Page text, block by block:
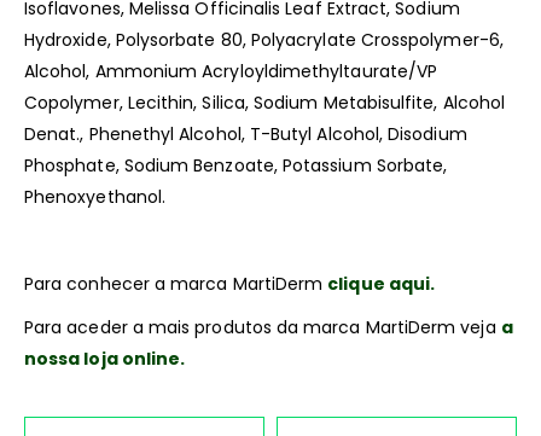
Isoflavones, Melissa Officinalis Leaf Extract, Sodium
Hydroxide, Polysorbate 80, Polyacrylate Crosspolymer-6,
Alcohol, Ammonium Acryloyldimethyltaurate/VP
Copolymer, Lecithin, Silica, Sodium Metabisulfite, Alcohol
Denat., Phenethyl Alcohol, T-Butyl Alcohol, Disodium
Phosphate, Sodium Benzoate, Potassium Sorbate,
Phenoxyethanol.
Para conhecer a marca MartiDerm clique aqui.
Para aceder a mais produtos da marca MartiDerm veja a
nossa loja online.